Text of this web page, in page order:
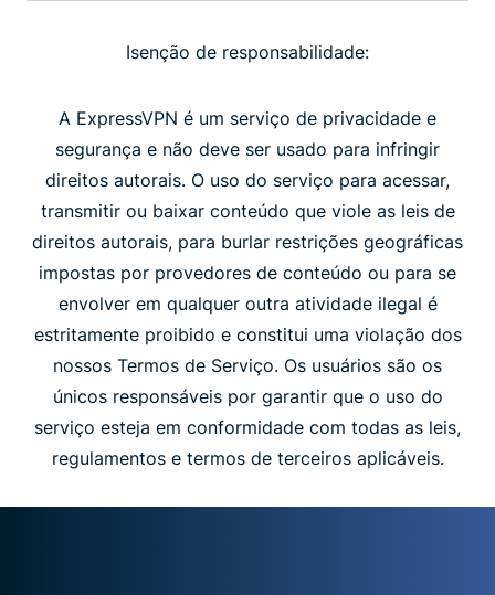
Isenção de responsabilidade:
A ExpressVPN é um serviço de privacidade e
segurança e não deve ser usado para infringir
direitos autorais. O uso do serviço para acessar,
transmitir ou baixar conteúdo que viole as leis de
direitos autorais, para burlar restrições geográficas
impostas por provedores de conteúdo ou para se
envolver em qualquer outra atividade ilegal é
estritamente proibido e constitui uma violação dos
nossos Termos de Serviço. Os usuários são os
únicos responsáveis ​​por garantir que o uso do
serviço esteja em conformidade com todas as leis,
regulamentos e termos de terceiros aplicáveis.